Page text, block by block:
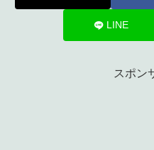
LINE
スポン